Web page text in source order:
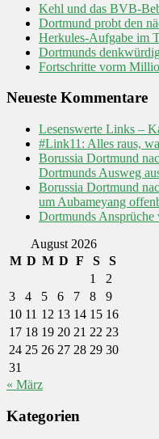
Kehl und das BVB-
Dortmund probt den
Herkules-Aufgabe im
Dortmunds
Fortschritte vorm
Neueste Kommentare
Lesenswerte Links –
#Link11: Alles raus,
Borussia Dortmund
Dortmunds Ausweg
Borussia Dortmund
um Aubameyang
Dortmunds
August 2026
M D M D F S
S
1
2
3
4 5 6 7 8
9
10 11 12 13 14 15 16
17 18 19 20 21 22 23
24 25 26 27 28 29 30
31
« März
Kategorien